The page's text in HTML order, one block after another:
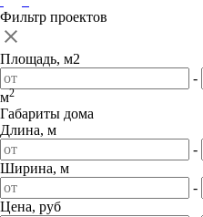
Фильтр проектов
Площадь, м2
-
м2
Габариты дома
Длина, м
-
Ширина, м
-
Цена, руб